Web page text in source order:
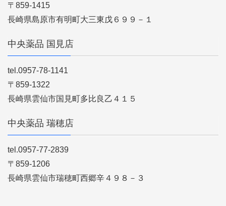
〒859-1415
長崎県島原市有明町大三東戊６９９－１
中央薬品 国見店
tel.0957-78-1141
〒859-1322
長崎県雲仙市国見町多比良乙４１５
中央薬品 瑞穂店
tel.0957-77-2839
〒859-1206
長崎県雲仙市瑞穂町西郷辛４９８－３